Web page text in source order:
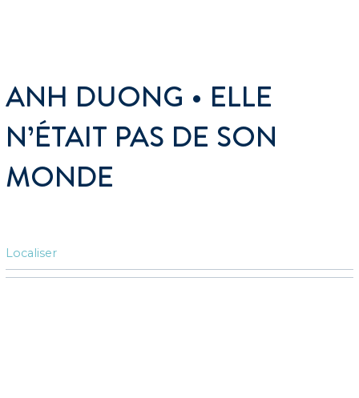
ANH DUONG • ELLE
N’ÉTAIT PAS DE SON
MONDE
Localiser